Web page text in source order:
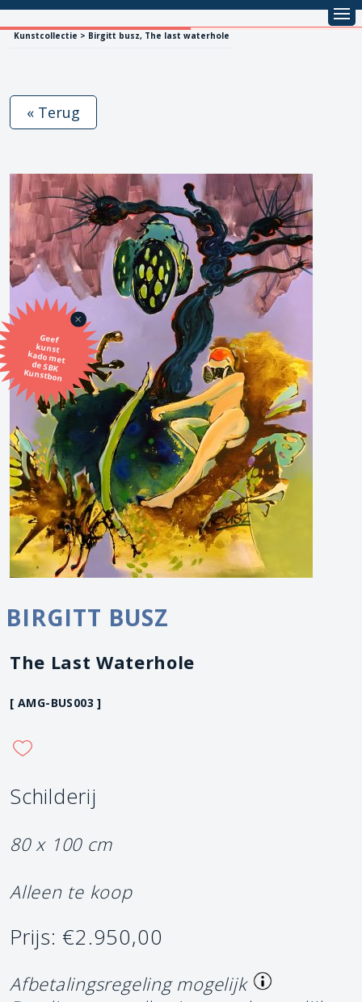
Kunstcollectie > Birgitt busz, The last waterhole
Geef
kunst
kado met
de SBK
Kunstbon
« Terug
BIRGITT BUSZ
The Last Waterhole
[ AMG-BUS003 ]
Schilderij
80 x 100 cm
Alleen te koop
Prijs: €2.950,00
Afbetalingsregeling mogelijk